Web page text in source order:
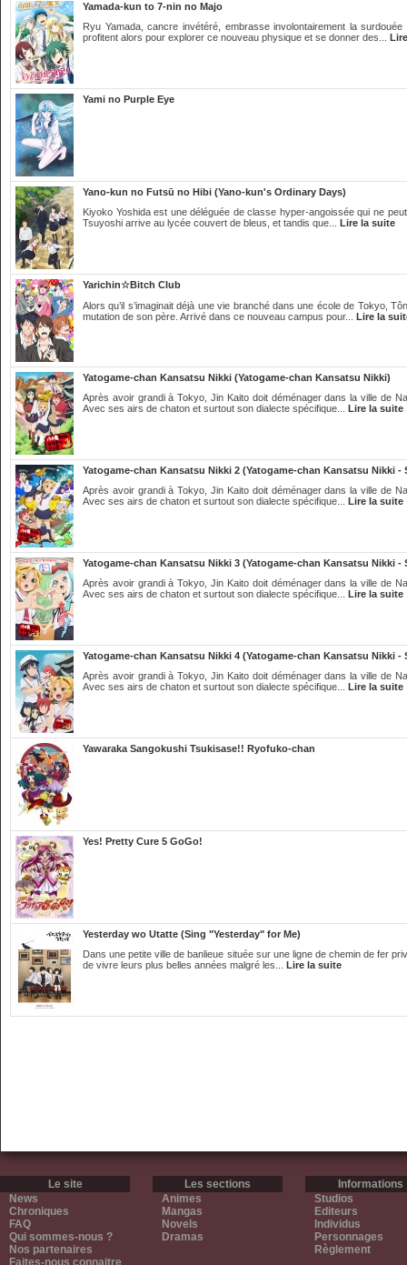
Yamada-kun to 7-nin no Majo
Ryu Yamada, cancre invétéré, embrasse involontairement la
profitent alors pour explorer ce nouveau physique et se donner des...
Yami no Purple Eye
Yano-kun no Futsū no Hibi (Yano-kun's Ordinary Days)
Kiyoko Yoshida est une déléguée de classe hyper-angoissée qui ne
Tsuyoshi arrive au lycée couvert de bleus, et tandis que... Lire la suite
Yarichin☆Bitch Club
Alors qu’il s’imaginait déjà une vie branché dans une école de Tokyo,
mutation de son père. Arrivé dans ce nouveau campus pour... Lire la
Yatogame-chan Kansatsu Nikki (Yatogame-chan Kansatsu Nikki)
Après avoir grandi à Tokyo, Jin Kaito doit déménager dans la ville de
Avec ses airs de chaton et surtout son dialecte spécifique... Lire la suite
Yatogame-chan Kansatsu Nikki 2 (Yatogame-chan Kansatsu Nikki -
Après avoir grandi à Tokyo, Jin Kaito doit déménager dans la ville de
Avec ses airs de chaton et surtout son dialecte spécifique... Lire la suite
Yatogame-chan Kansatsu Nikki 3 (Yatogame-chan Kansatsu Nikki -
Après avoir grandi à Tokyo, Jin Kaito doit déménager dans la ville de
Avec ses airs de chaton et surtout son dialecte spécifique... Lire la suite
Yatogame-chan Kansatsu Nikki 4 (Yatogame-chan Kansatsu Nikki -
Après avoir grandi à Tokyo, Jin Kaito doit déménager dans la ville de
Avec ses airs de chaton et surtout son dialecte spécifique... Lire la suite
Yawaraka Sangokushi Tsukisase!! Ryofuko-chan
Yes! Pretty Cure 5 GoGo!
Yesterday wo Utatte (Sing "Yesterday" for Me)
Dans une petite ville de banlieue située sur une ligne de chemin de fer
de vivre leurs plus belles années malgré les... Lire la suite
Le site
News
Chroniques
FAQ
Qui sommes-nous ?
Nos partenaires
Faites-nous connaitre
Les sections
Animes
Mangas
Novels
Dramas
Informations
Studios
Editeurs
Individus
Personnages
Règlement